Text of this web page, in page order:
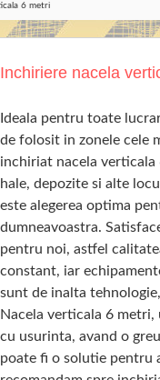
6 metri
Inchiriere nacela
Ideala pentru toate
de folosit in zonele cele
inchiriat nacela
hale, depozite si alte
este alegerea optima
dumneavoastra.
pentru noi, astfel
constant, iar
sunt de inalta
Nacela verticala 6
cu usurinta, avand o
poate fi o solutie pentru